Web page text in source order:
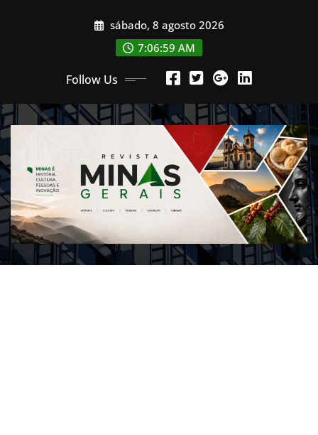
sábado, 8 agosto 2026
7:07:01 AM
Follow Us